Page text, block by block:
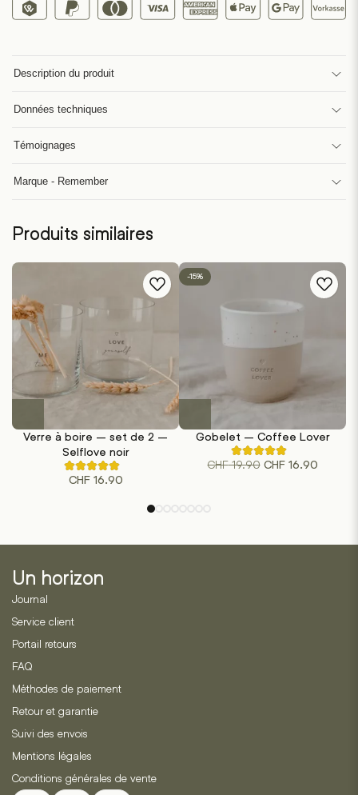
Description du produit
Données techniques
Témoignages
Marque - Remember
Produits similaires
Verre à boire – set de 2 –
Selflove noir
Noté
4.50
de
évaluations
de
CHF16.90
-15%
Gobelet – Coffee Lover
Noté
4.50
2
CHF19.90 Le
CHF16.90Le
Un horizon
Journal
Service client
Portail retours
FAQ
Méthodes de paiement
Retour et garantie
Suivi des envois
Mentions légales
Conditions générales de vente